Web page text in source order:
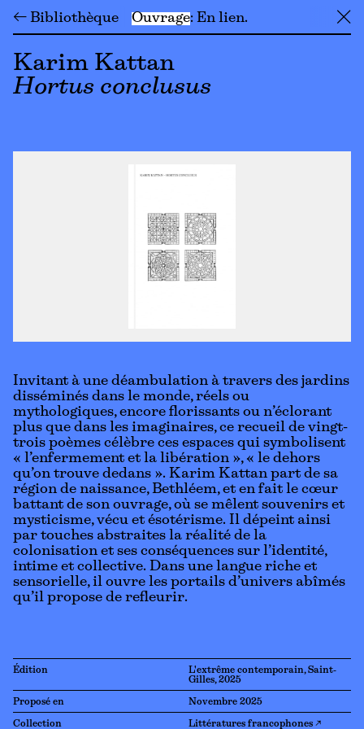
← Bibliothèque Ouvrage En lien ╳
Karim Kattan
Hortus conclusus
Invitant à une déambulation à travers des jardins
disséminés dans le monde, réels ou
mythologiques, encore florissants ou n’éclorant
plus que dans les imaginaires, ce recueil de vingt-
trois poèmes célèbre ces espaces qui symbolisent
« l’enfermement et la libération », « le dehors
qu’on trouve dedans ». Karim Kattan part de sa
région de naissance, Bethléem, et en fait le cœur
battant de son ouvrage, où se mêlent souvenirs et
mysticisme, vécu et ésotérisme. Il dépeint ainsi
par touches abstraites la réalité de la
colonisation et ses conséquences sur l’identité,
intime et collective. Dans une langue riche et
sensorielle, il ouvre les portails d’univers abîmés
qu’il propose de refleurir.
Édition
L'extrême contemporain, Saint-
Gilles, 2025
Proposé en Novembre 2025
Collection Littératures francophones ↗